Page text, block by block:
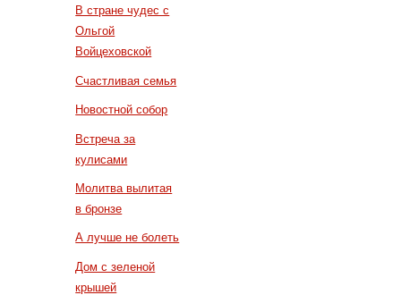
В стране чудес с
Ольгой
Войцеховской
Счастливая семья
Новостной собор
Встреча за
кулисами
Молитва вылитая
в бронзе
А лучше не болеть
Дом с зеленой
крышей